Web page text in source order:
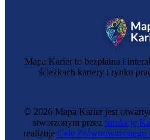
Opiekunka osoby starszej
Mapa Karier to bezpłatna i
ścieżkach kariery i rynku
© 2026 Mapa Karier jest
stworzonym przez fundację
realizuje Cele